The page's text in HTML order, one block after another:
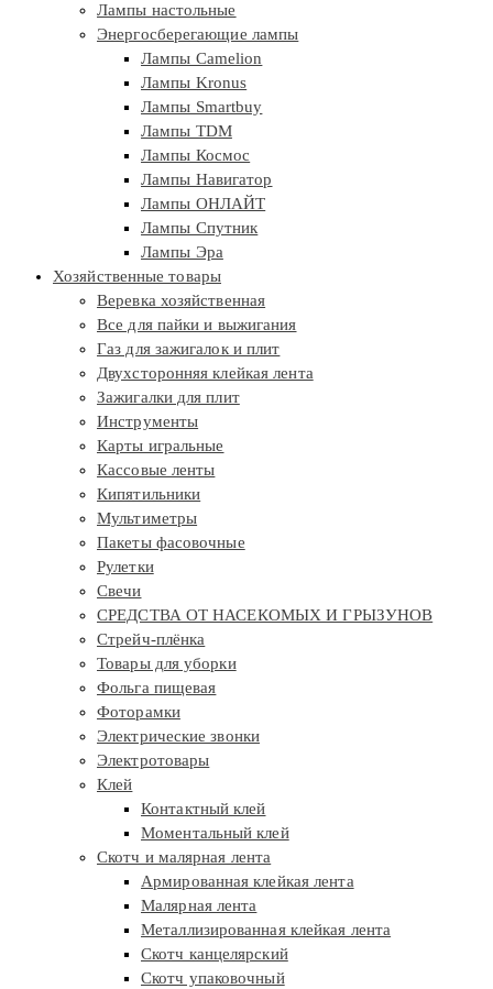
Лампы настольные
Энергосберегающие лампы
Лампы Camelion
Лампы Kronus
Лампы Smartbuy
Лампы TDM
Лампы Космос
Лампы Навигатор
Лампы ОНЛАЙТ
Лампы Спутник
Лампы Эра
Хозяйственные товары
Веревка хозяйственная
Все для пайки и выжигания
Газ для зажигалок и плит
Двухсторонняя клейкая лента
Зажигалки для плит
Инструменты
Карты игральные
Кассовые ленты
Кипятильники
Мультиметры
Пакеты фасовочные
Рулетки
Свечи
СРЕДСТВА ОТ НАСЕКОМЫХ И ГРЫЗУНОВ
Стрейч-плёнка
Товары для уборки
Фольга пищевая
Фоторамки
Электрические звонки
Электротовары
Клей
Контактный клей
Моментальный клей
Скотч и малярная лента
Армированная клейкая лента
Малярная лента
Металлизированная клейкая лента
Скотч канцелярский
Скотч упаковочный